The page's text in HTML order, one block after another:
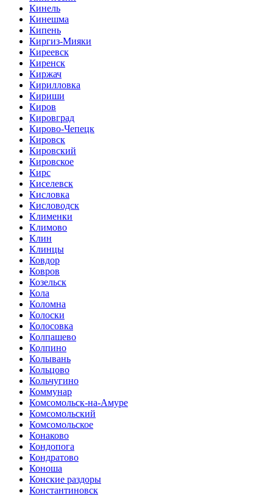
Кинель
Кинешма
Кипень
Киргиз-Мияки
Киреевск
Киренск
Киржач
Кирилловка
Кириши
Киров
Кировград
Кирово-Чепецк
Кировск
Кировский
Кировское
Кирс
Киселевск
Кисловка
Кисловодск
Клименки
Климово
Клин
Клинцы
Ковдор
Ковров
Козельск
Кола
Коломна
Колоски
Колосовка
Колпашево
Колпино
Колывань
Кольцово
Кольчугино
Коммунар
Комсомольск-на-Амуре
Комсомольский
Комсомольское
Конаково
Кондопога
Кондратово
Коноша
Конские раздоры
Константиновск